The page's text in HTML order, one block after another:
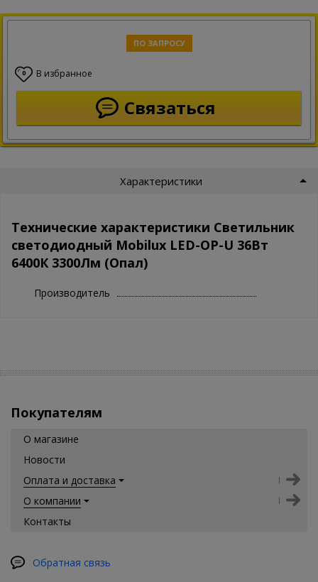
ПО ЗАПРОСУ
0 В избранное
Связаться
Характеристики
Технические характеристики Светильник
светодиодный Mobilux LED-OP-U 36Вт
6400К 3300Лм (Опал)
Производитель
Покупателям
О магазине
Новости
Оплата и доставка
О компании
Контакты
Обратная связь